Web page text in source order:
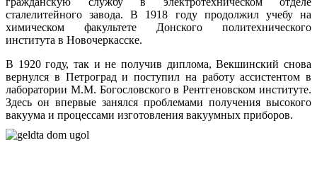
сталелитейного завода. В 1918 году продолжил учебу на
химическом факультете Донского политехнического
института в Новочеркасске.
В 1920 году, так и не получив диплома, Векшинский снова
вернулся в Петроград и поступил на работу ассистентом в
лаборатории М.М. Богословского в Рентгеновском институте.
Здесь он впервые занялся проблемами получения высокого
вакуума и процессами изготовления вакуумных приборов.